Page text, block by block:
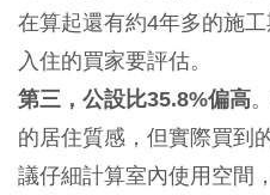
在算起還有約4年多的施
入住的買家要評估。
第三，公設比35.8%偏高
的居住質感，但實際買到
議仔細計算室內使用空間